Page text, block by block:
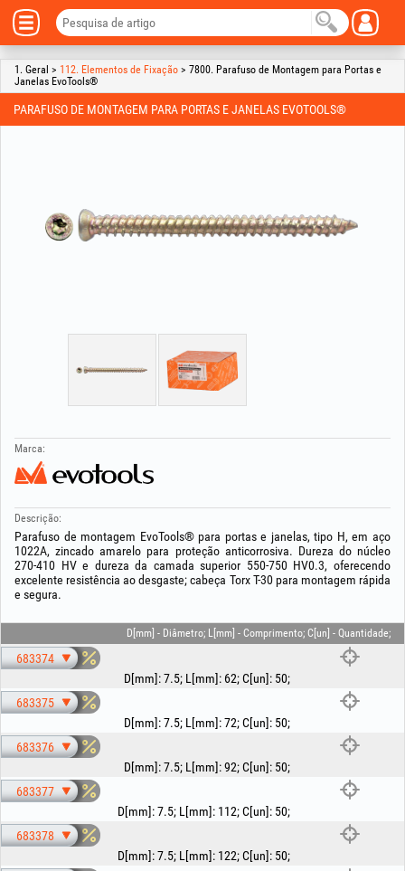
1. Geral > 112. Elementos de Fixação > 7800. Parafuso de Montagem para Portas e
Janelas EvoTools®
PARAFUSO DE MONTAGEM PARA PORTAS E JANELAS EVOTOOLS®
Marca:
Descrição:
Parafuso de montagem EvoTools® para portas e janelas, tipo H, em aço
1022A, zincado amarelo para proteção anticorrosiva. Dureza do núcleo
270-410 HV e dureza da camada superior 550-750 HV0.3, oferecendo
excelente resistência ao desgaste; cabeça Torx T-30 para montagem rápida
e segura.
D[mm] - Diâmetro; L[mm] - Comprimento; C[un] - Quantidade;
683374
D[mm]:7.5; L[mm]: 62;C[un]: 50;
683375
D[mm]:7.5; L[mm]:72;C[un]: 50;
683376
D[mm]:7.5; L[mm]:92;C[un]: 50;
683377
D[mm]:7.5; L[mm]: 112;C[un]: 50;
683378
D[mm]:7.5; L[mm]: 122;C[un]: 50;